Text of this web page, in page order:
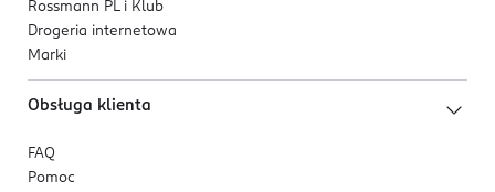
Rossmann PL i Klub
Drogeria internetowa
Marki
Obsługa klienta
FAQ
Pomoc